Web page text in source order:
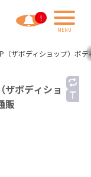
（ザボディショップ）ボ
ザボディショ
販